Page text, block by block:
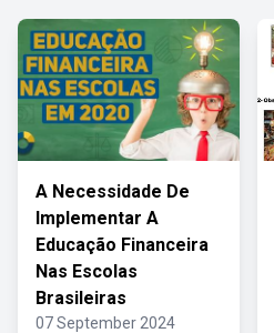
A Necessidade De
Implementar A
Educação Financeira
Nas Escolas
Brasileiras
07 September 2024